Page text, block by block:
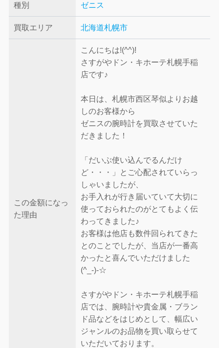
種別 ゼニス
買取エリア 北海道札幌市
この金額になっ
た理由
こんにちは!(^^)!
さすがやドン・キホーテ札幌手稲
店です♪
本日は、札幌市西区琴似よりお越
しのお客様から
ゼニスの腕時計を買取させていた
だきました！
「だいぶ使い込んでるんだけ
ど・・・」とご心配されていらっ
しゃいましたが、
お手入れが行き届いていて大切に
使っておられたのがとてもよく伝
わってきました♪
お客様は他店も数件回られてきた
とのことでしたが、当店が一番高
かったと喜んでいただけました
(^_-)-☆
さすがやドン・キホーテ札幌手稲
店では、腕時計や貴金属・ブラン
ド品などをはじめとして、幅広い
ジャンルのお品物を買い取らせて
いただいております。